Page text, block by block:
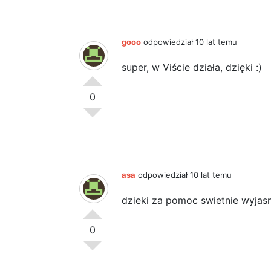
0
goooodpowiedział 10 lat temu
super, w Viście działa, dzięki :)
0
asa odpowiedział 10 lat temu
dzieki za pomoc swietnie